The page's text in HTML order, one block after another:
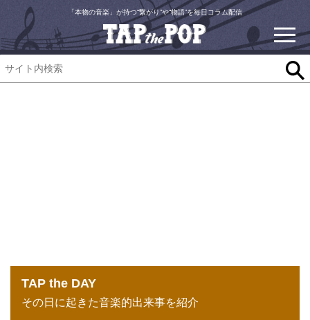
「本物の音楽」が持つ“繋がり”や“物語”を毎日コラム配信
TAP the DAY
その日に起きた音楽的出来事を紹介